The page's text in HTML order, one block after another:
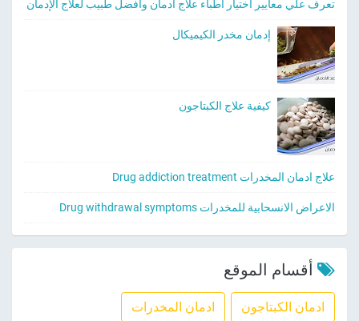
تعرف علي معايير اختيار اطباء علاج ادمان وافضل طبيب لعلاج الإدمان
إدمان مخدر الكيميكال
كيفية علاج الكبتاجون
علاج ادمان المخدرات Drug addiction treatment
الاعراض الانسحابية للمخدرات Drug withdrawal symptoms
أقسام الموقع
ادمان الكبتاجون ادمان المخدرات